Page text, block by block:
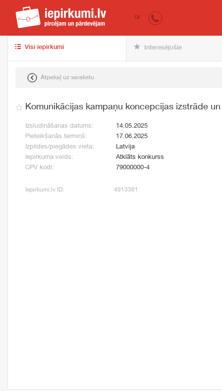
iepirkumi.lv
LV
Visi iepirkumi Interesējošie
Atpakaļ uz sarakstu
Komunikācijas kampaņu koncepcijas izstrāde
Izsludināšanas datums:
14.05.2025
Pieteikšanās termiņš:
17.06.2025
Izpildes/piegādes vieta:
Latvija
Iepirkuma veids:
Atklāts konkurss
CPV kodi:
79000000-4
Iepirkumi.lv ID: 4913381